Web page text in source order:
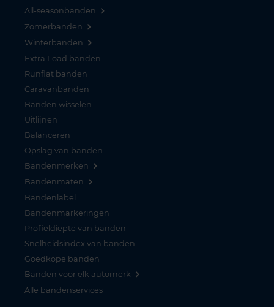
All-seasonbanden
Zomerbanden
Winterbanden
Extra Load banden
Runflat banden
Caravanbanden
Banden wisselen
Uitlijnen
Balanceren
Opslag van banden
Bandenmerken
Bandenmaten
Bandenlabel
Bandenmarkeringen
Profieldiepte van banden
Snelheidsindex van banden
Goedkope banden
Banden voor elk automerk
Alle bandenservices